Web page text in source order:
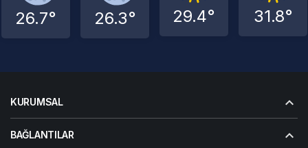
26.7° 26.3° 29.4° 31.8°
KURUMSAL
BAĞLANTILAR